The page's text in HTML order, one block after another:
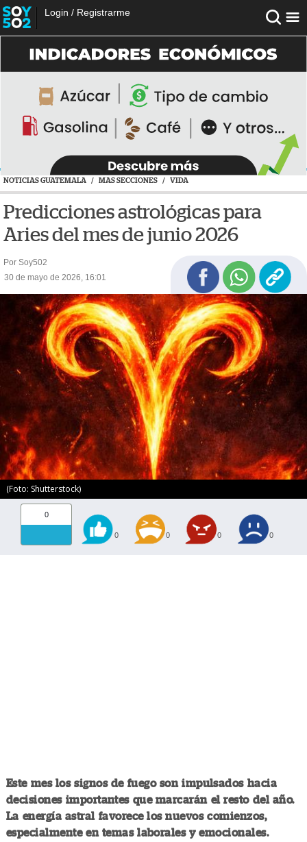
Login / Registrarme
NOTICIAS GUATEMALA / MAS SECCIONES / VIDA
Predicciones astrológicas para
Aries del mes de junio 2026
Por Soy502
30 de mayo de 2026, 16:01
(Foto: Shutterstock)
0
0 0 0 0
Este mes los signos de fuego son impulsados hacia
decisiones importantes que marcarán el resto del año.
La energía astral favorece los nuevos comienzos,
especialmente en temas laborales y emocionales.